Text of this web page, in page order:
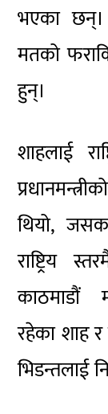
भएका
मतको
हुन्।
शाहलाई
थियो,
राष्ट्रिय
काठमाडौं
रहेका शाह
भिडन्तलाई